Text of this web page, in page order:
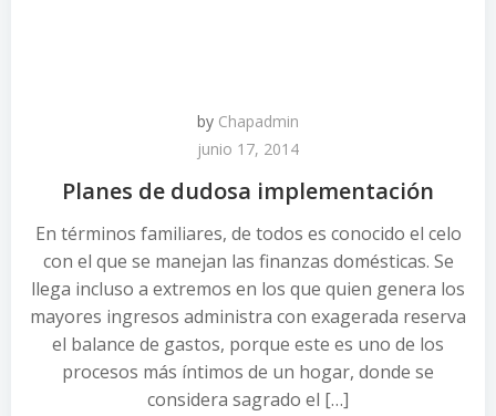
by Chapadmin
junio 17, 2014
Planes de dudosa implementación
En términos familiares, de todos es conocido el celo
con el que se manejan las finanzas domésticas. Se
llega incluso a extremos en los que quien genera los
mayores ingresos administra con exagerada reserva
el balance de gastos, porque este es uno de los
procesos más íntimos de un hogar, donde se
considera sagrado el […]